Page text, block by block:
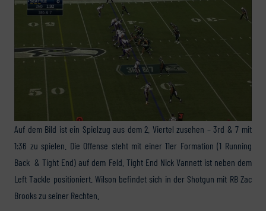
Auf dem Bild ist ein Spielzug aus dem 2. Viertel zusehen – 3rd & 7 mit
1:36 zu spielen. Die Offense steht mit einer 11er Formation (1 Running
Back & Tight End) auf dem Feld. Tight End Nick Vannett ist neben dem
Left Tackle positioniert. Wilson befindet sich in der Shotgun mit RB Zac
Brooks zu seiner Rechten.